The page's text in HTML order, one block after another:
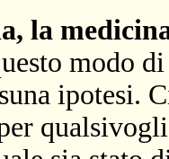
la
modo
ipotesi.